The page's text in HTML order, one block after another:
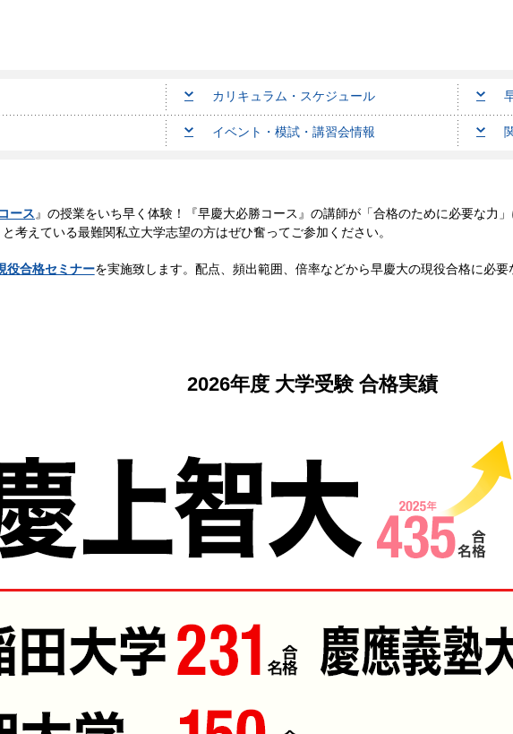
カリキュラム・スケジュール
イベント・模試・講習会情報
ース 』の授業をいち早く体験！『早慶大必勝コース』の講師が「合格のために必要な力
考えている最難関私立大学志望の方はぜひ奮ってご参加ください。
役合格セミナーを実施致します。配点、頻出範囲、倍率などから早慶大の現役合格に必
2026年度 大学受験 合格実績